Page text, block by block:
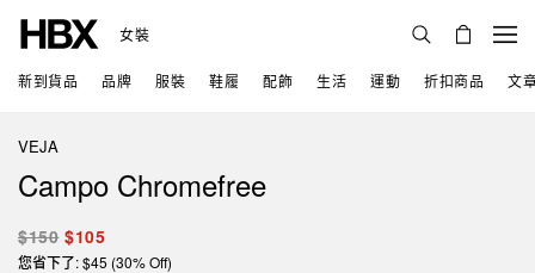
女裝
新到貨品 品牌 服裝 鞋履 配飾 生活 運動 折扣商品 文
VEJA
Campo Chromefree
$150 $105
您省下了: $45 (30% Off)